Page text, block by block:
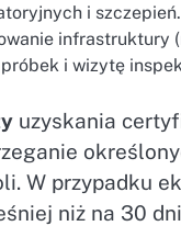
i szczepień.
infrastruktury
i wizytę
uzyskania
W przypadku
niż na 30